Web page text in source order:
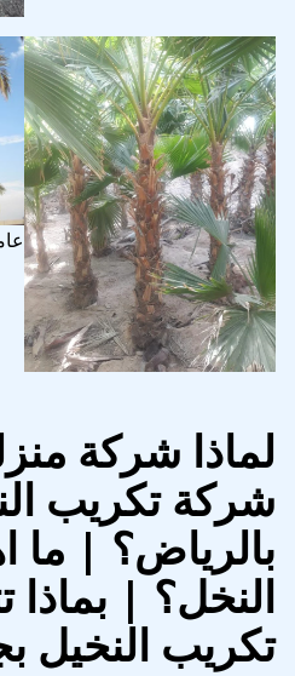
لماذا شركة
شركة تكريب
بالرياض؟ | ما
النخل؟ | بماذا
تكريب النخيل